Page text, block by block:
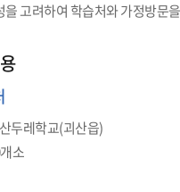
을 고려하여 학습처와 가정방문
두레학교(괴산읍)
소